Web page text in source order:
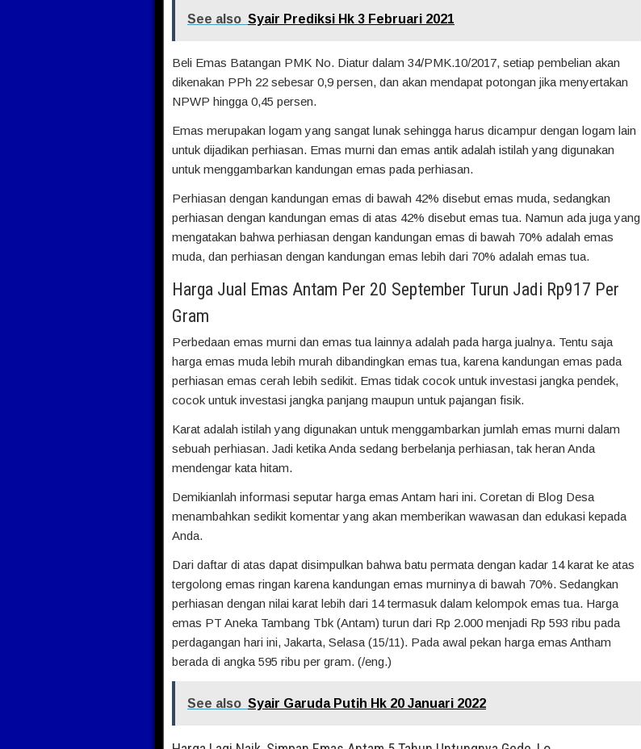
See also Syair Prediksi Hk 3 Februari 2021
Beli Emas Batangan PMK No. Diatur dalam 34/PMK.10/2017, setiap pembelian akan
dikenakan PPh 22 sebesar 0,9 persen, dan akan mendapat potongan jika menyertakan
NPWP hingga 0,45 persen.
Emas merupakan logam yang sangat lunak sehingga harus dicampur dengan logam lain
untuk dijadikan perhiasan. Emas murni dan emas antik adalah istilah yang digunakan
untuk menggambarkan kandungan emas pada perhiasan.
Perhiasan dengan kandungan emas di bawah 42% disebut emas muda, sedangkan
perhiasan dengan kandungan emas di atas 42% disebut emas tua. Namun ada juga yang
mengatakan bahwa perhiasan dengan kandungan emas di bawah 70% adalah emas
muda, dan perhiasan dengan kandungan emas lebih dari 70% adalah emas tua.
Harga Jual Emas Antam Per 20 September Turun Jadi Rp917 Per
Gram
Perbedaan emas murni dan emas tua lainnya adalah pada harga jualnya. Tentu saja
harga emas muda lebih murah dibandingkan emas tua, karena kandungan emas pada
perhiasan emas cerah lebih sedikit. Emas tidak cocok untuk investasi jangka pendek,
cocok untuk investasi jangka panjang maupun untuk pajangan fisik.
Karat adalah istilah yang digunakan untuk menggambarkan jumlah emas murni dalam
sebuah perhiasan. Jadi ketika Anda sedang berbelanja perhiasan, tak heran Anda
mendengar kata hitam.
Demikianlah informasi seputar harga emas Antam hari ini. Coretan di Blog Desa
menambahkan sedikit komentar yang akan memberikan wawasan dan edukasi kepada
Anda.
Dari daftar di atas dapat disimpulkan bahwa batu permata dengan kadar 14 karat ke atas
tergolong emas ringan karena kandungan emas murninya di bawah 70%. Sedangkan
perhiasan dengan nilai karat lebih dari 14 termasuk dalam kelompok emas tua. Harga
emas PT Aneka Tambang Tbk (Antam) turun dari Rp 2.000 menjadi Rp 593 ribu pada
perdagangan hari ini, Jakarta, Selasa (15/11). Pada awal pekan harga emas Antham
berada di angka 595 ribu per gram. (/eng.)
See also Syair Garuda Putih Hk 20 Januari 2022